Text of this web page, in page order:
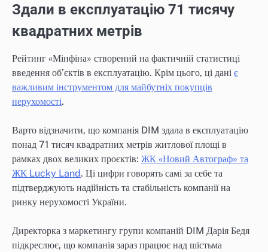
Здали в експлуатацію 71 тисячу
квадратних метрів
Рейтинг «Мінфіна» створений на фактичній статистиці
введення об’єктів в експлуатацію. Крім цього, ці дані є
важливим інструментом для майбутніх покупців
нерухомості.
Варто відзначити, що компанія DIM здала в експлуатацію
понад 71 тисяч квадратних метрів житлової площі в
рамках двох великих проєктів: ЖК «Новий Автограф» та
ЖК Lucky Land. Ці цифри говорять самі за себе та
підтверджують надійність та стабільність компанії на
ринку нерухомості України.
Директорка з маркетингу групи компаній DIM Дарія Бедя
підкреслює, що компанія зараз працює над шістьма